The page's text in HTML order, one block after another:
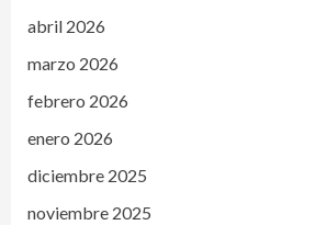
abril 2026
marzo 2026
febrero 2026
enero 2026
diciembre 2025
noviembre 2025